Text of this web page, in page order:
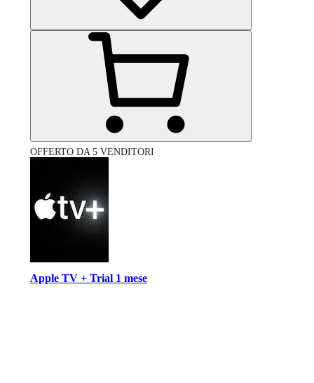
OFFERTO DA 5 VENDITORI
Apple TV + Trial 1 mese